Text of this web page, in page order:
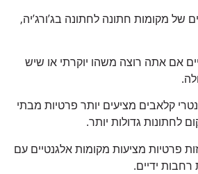
מקומות חתונה לחתונה בג’ורג’יה,
אם אתה רוצה משהו יוקרתי או שיש
קלאבים מציעים יותר פרטיות מבתי
גדולות יותר.
פרטיות מציעות מקומות אלגנטיים עם
ידיים.